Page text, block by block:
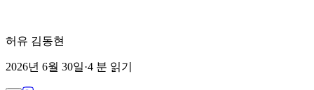
허유 김동현
2026년 6월 30일·4 분 읽기